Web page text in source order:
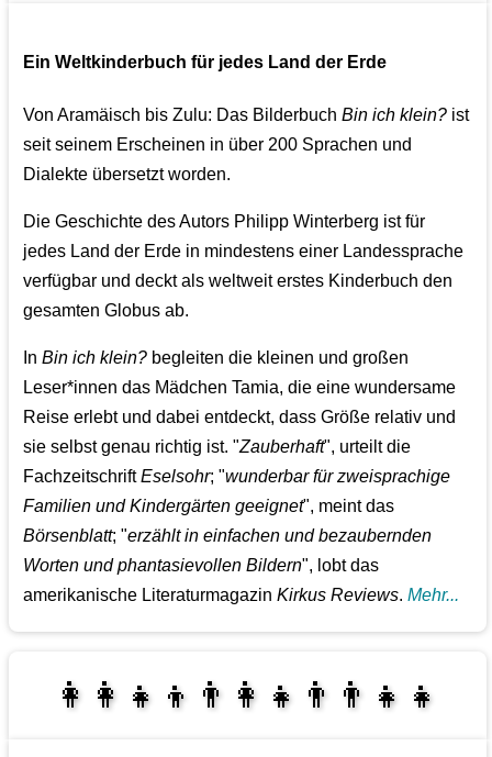
Ein Weltkinderbuch für jedes Land der Erde
Von Aramäisch bis Zulu: Das BilderbuchBin ich klein? ist
seit seinem Erscheinen in über 200 Sprachen und
Dialekte übersetzt worden.
Die Geschichte des Autors Philipp Winterberg ist für
jedes Land der Erde in mindestens einer Landessprache
verfügbar und deckt als weltweit erstes Kinderbuch den
gesamten Globus ab.
InBin ich klein? begleiten die kleinen und großen
Leser*innen das Mädchen Tamia, die eine wundersame
Reise erlebt und dabei entdeckt, dass Größe relativ und
sie selbst genau richtig ist. "Zauberhaft", urteilt die
FachzeitschriftEselsohr; "wunderbar für zweisprachige
Familien und Kindergärten geeignet", meint das
Börsenblatt; "erzählt in einfachen und bezaubernden
Worten und phantasievollen Bildern", lobt das
amerikanische LiteraturmagazinKirkus Reviews.Mehr...
👩‍👩‍👧‍👦👨‍👩‍👧👨‍👨‍👧‍👧